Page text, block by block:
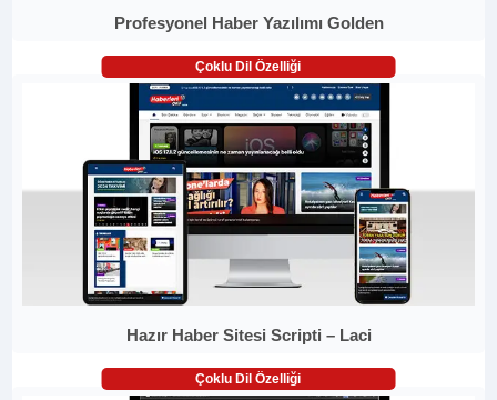
Profesyonel Haber Yazılımı Golden
Çoklu Dil Özelliği
Hazır Haber Sitesi Scripti – Laci
Çoklu Dil Özelliği